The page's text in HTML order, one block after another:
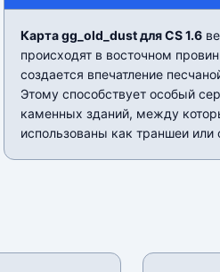
Карта gg_old_dust для CS 1.6
происходят в восточном
создается впечатление
Этому способствует особый
каменных зданий, между
использованы как траншеи или